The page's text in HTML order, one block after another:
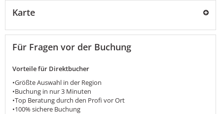
Karte
Für Fragen vor der Buchung
Vorteile für Direktbucher
•Größte Auswahl in der Region
•Buchung in nur 3 Minuten
•Top Beratung durch den Profi vor Ort
•100% sichere Buchung